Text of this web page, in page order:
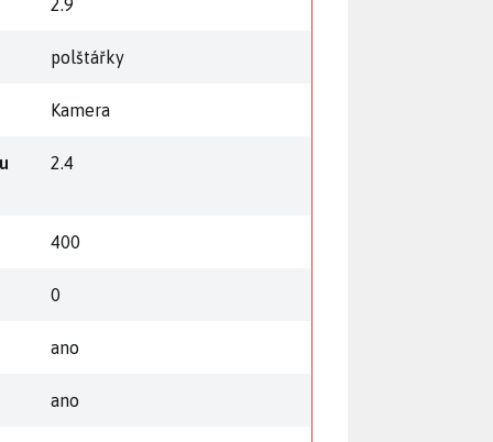
2.9
polštářky
Kamera
2.4
400
0
ano
ano